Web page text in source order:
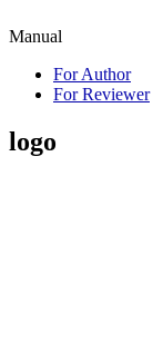
Manual
For Author
For Reviewer
logo